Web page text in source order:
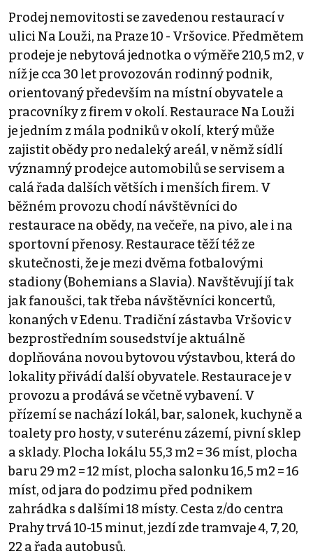
Prodej nemovitosti se zavedenou restaurací v
ulici Na Louži, na Praze 10 - Vršovice. Předmětem
prodeje je nebytová jednotka o výměře 210,5 m2, v
níž je cca 30 let provozován rodinný podnik,
orientovaný především na místní obyvatele a
pracovníky z firem v okolí. Restaurace Na Louži
je jedním z mála podniků v okolí, který může
zajistit obědy pro nedaleký areál, v němž sídlí
významný prodejce automobilů se servisem a
calá řada dalších větších i menších firem. V
běžném provozu chodí návštěvníci do
restaurace na obědy, na večeře, na pivo, ale i na
sportovní přenosy. Restaurace těží též ze
skutečnosti, že je mezi dvěma fotbalovými
stadiony (Bohemians a Slavia). Navštěvují jí tak
jak fanoušci, tak třeba návštěvníci koncertů,
konaných v Edenu. Tradiční zástavba Vršovic v
bezprostředním sousedství je aktuálně
doplňována novou bytovou výstavbou, která do
lokality přivádí další obyvatele. Restaurace je v
provozu a prodává se včetně vybavení. V
přízemí se nachází lokál, bar, salonek, kuchyně a
toalety pro hosty, v suterénu zázemí, pivní sklep
a sklady. Plocha lokálu 55,3 m2 = 36 míst, plocha
baru 29 m2 = 12 míst, plocha salonku 16,5 m2 = 16
míst, od jara do podzimu před podnikem
zahrádka s dalšími 18 místy. Cesta z/do centra
Prahy trvá 10-15 minut, jezdí zde tramvaje 4, 7, 20,
22 a řada autobusů.